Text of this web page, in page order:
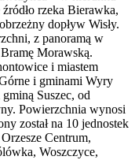
rzeka Bierawka,
dopływ Wisły.
z panoramą w
Morawską.
i miastem
i gminami Wyry
Suszec, od
Powierzchnia wynosi
został na 10 jednostek
Centrum,
Woszczyce,